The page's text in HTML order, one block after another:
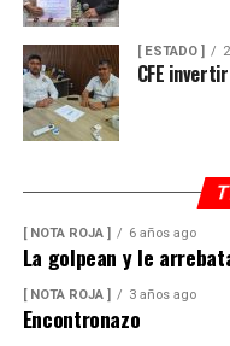
[ ESTADO ]
CFE
[ NOTA ROJA ] 6 años ago
La golpean y le
[ NOTA ROJA ] 3 años ago
Encontronazo